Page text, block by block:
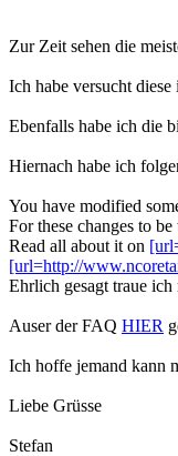
Zur Zeit sehen die
Ich habe versucht
Ebenfalls habe ich die
Hiernach habe ich
You have modified
For these changes to
Read all about it on
[url=http://
Ehrlich gesagt traue
Auser der FAQ HIER
Ich hoffe jemand kann
Liebe Grüsse
Stefan